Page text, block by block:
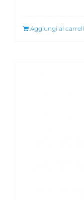
Aggiungi al